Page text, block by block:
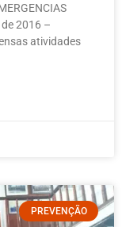
de 2016 –
atividades
PREVENÇÃO